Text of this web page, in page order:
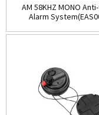
AM 58KHZ MONO
Alarm